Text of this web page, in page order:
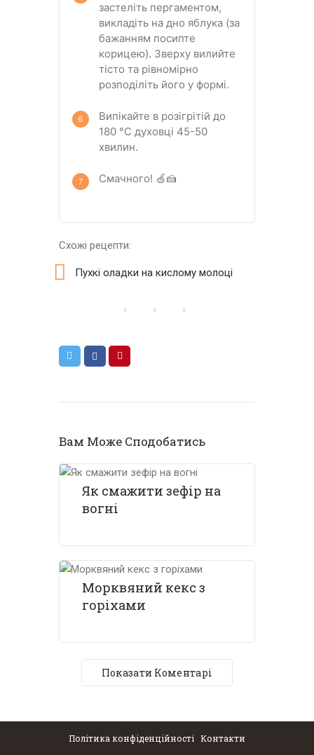
застеліть пергаментом,
викладіть на дно яблука (за
бажанням посипте
корицею). Зверху вилийте
тісто та рівномірно
розподіліть його у формі.
Випікайте в розігрітій до
180 °C духовці 45-50
хвилин.
Смачного! 🍏🍰
Схожі рецепти:
Пухкі оладки на кислому молоці
Вам Може Сподобатись
Як смажити зефір на
вогні
Морквяний кекс з
горіхами
Показати Коментарі
Політика конфіденційності Контакти